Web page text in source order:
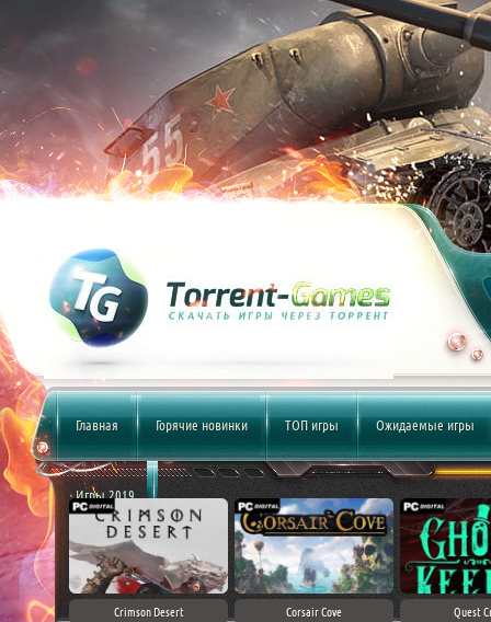
Главная Горячие новинки ТОП игры Ожидаемые игры
Игры 2019
5 Crimson Desert Corsair Cove Quest